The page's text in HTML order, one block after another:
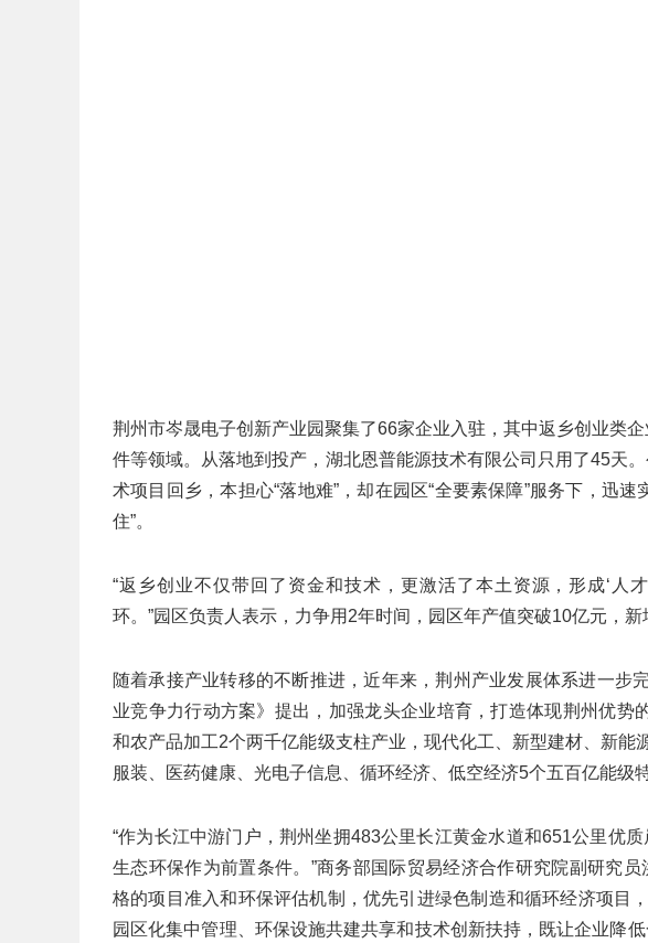
荆州市岑晟电子创新产业园聚集了66家企业入驻，其中返乡创业类
件等领域。从落地到投产，湖北恩普能源技术有限公司只用了45天
术项目回乡，本担心“落地难”，却在园区“全要素保障”服务下，迅
住”。
“返乡创业不仅带回了资金和技术，更激活了本土资源，形成‘人
环。”园区负责人表示，力争用2年时间，园区年产值突破10亿元，新
随着承接产业转移的不断推进，近年来，荆州产业发展体系进一步
业竞争力行动方案》提出，加强龙头企业培育，打造体现荆州优势
和农产品加工2个两千亿能级支柱产业，现代化工、新型建材、新能
服装、医药健康、光电子信息、循环经济、低空经济5个五百亿能级
“作为长江中游门户，荆州坐拥483公里长江黄金水道和651公里优
生态环保作为前置条件。”商务部国际贸易经济合作研究院副研究
格的项目准入和环保评估机制，优先引进绿色制造和循环经济项目
园区化集中管理、环保设施共建共享和技术创新扶持，既让企业降